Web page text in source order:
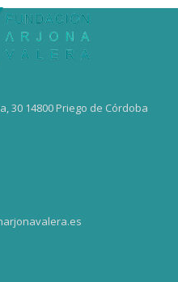
30 14800 Priego de Córdoba